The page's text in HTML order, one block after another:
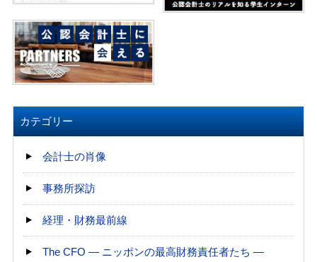
カテゴリー
会計士の肖像
事務所探訪
経理・財務最前線
The CFO ― ニッポンの最高財務責任者たち ―